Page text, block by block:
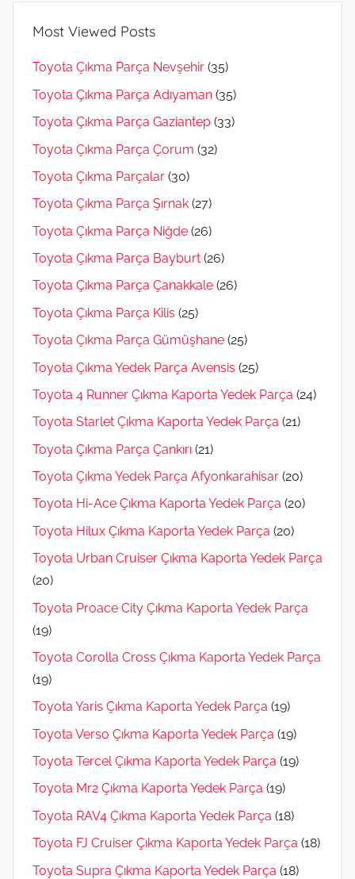
Most Viewed Posts
Toyota Çıkma Parça Nevşehir (35)
Toyota Çıkma Parça Adıyaman (35)
Toyota Çıkma Parça Gaziantep (33)
Toyota Çıkma Parça Çorum (32)
Toyota Çıkma Parçalar (30)
Toyota Çıkma Parça Şırnak (27)
Toyota Çıkma Parça Niğde (26)
Toyota Çıkma Parça Bayburt (26)
Toyota Çıkma Parça Çanakkale (26)
Toyota Çıkma Parça Kilis (25)
Toyota Çıkma Parça Gümüşhane (25)
Toyota Çıkma Yedek Parça Avensis (25)
Toyota 4 Runner Çıkma Kaporta Yedek Parça (24)
Toyota Starlet Çıkma Kaporta Yedek Parça (21)
Toyota Çıkma Parça Çankırı (21)
Toyota Çıkma Yedek Parça Afyonkarahisar (20)
Toyota Hi-Ace Çıkma Kaporta Yedek Parça (20)
Toyota Hilux Çıkma Kaporta Yedek Parça (20)
Toyota Urban Cruiser Çıkma Kaporta Yedek Parça
(20)
Toyota Proace City Çıkma Kaporta Yedek Parça
(19)
Toyota Corolla Cross Çıkma Kaporta Yedek Parça
(19)
Toyota Yaris Çıkma Kaporta Yedek Parça (19)
Toyota Verso Çıkma Kaporta Yedek Parça (19)
Toyota Tercel Çıkma Kaporta Yedek Parça (19)
Toyota Mr2 Çıkma Kaporta Yedek Parça (19)
Toyota RAV4 Çıkma Kaporta Yedek Parça (18)
Toyota FJ Cruiser Çıkma Kaporta Yedek Parça (18)
Toyota Supra Çıkma Kaporta Yedek Parça (18)